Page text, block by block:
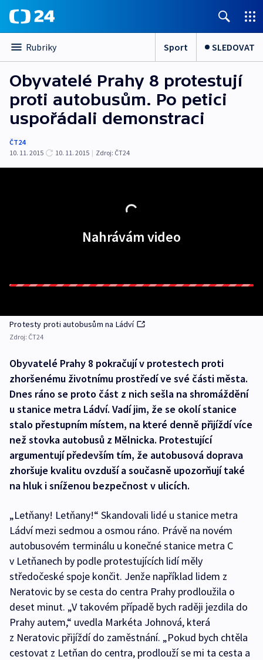
Rubriky Sport SLEDOVAT
Obyvatelé Prahy 8 protestují
proti autobusům. Po petici
uspořádali demonstraci
ČT24
10. 11. 2015
10. 11. 2015 | Zdroj: ČT24
Nahrávám video
Protesty proti autobusům na Ládví
Zdroj: ČT24
Obyvatelé Prahy 8 pokračují v protestech proti
zhoršenému životnímu prostředí ve své části města.
Dnes ráno se proto část z nich sešla na shromáždění
u stanice metra Ládví. Vadí jim, že se okolí stanice
stalo přestupním místem, na které denně přijíždí více
než stovka autobusů z Mělnicka. Protestující
argumentují především tím, že autobusová doprava
zhoršuje kvalitu ovzduší a současně upozorňují také
na hluk i sníženou bezpečnost v ulicích.
„Letňany! Letňany!“ Skandovali lidé u stanice metra
Ládví mezi sedmou a osmou ráno. Právě na novém
autobusovém terminálu u konečné stanice metra C
v Letňanech by podle protestujících lidí měly
středočeské spoje končit. Jenže například lidem z
Neratovic by se cesta do centra Prahy prodloužila o
deset minut. „V takovém případě bych raději jezdila do
Prahy autem,“ uvedla Markéta Johnová, která
z Neratovic přijíždí do zaměstnání. „Pokud bych chtěla
cestovat z Letňan do centra, prodlouží se mi ta cesta a